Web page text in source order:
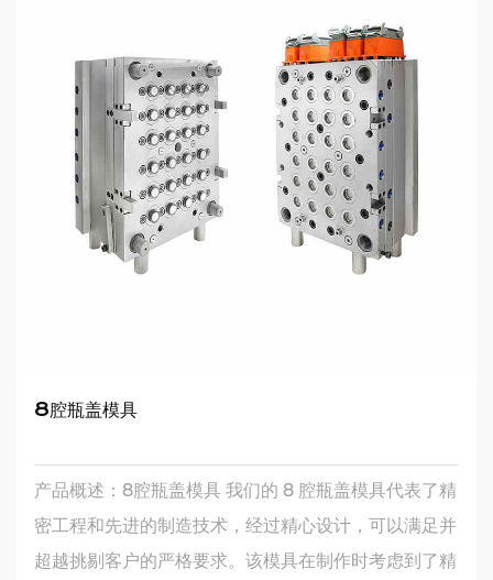
8腔瓶盖模具
产品概述：8腔瓶盖模具 我们的 8 腔瓶盖模具代表了精
密工程和先进的制造技术，经过精心设计，可以满足并
超越挑剔客户的严格要求。该模具在制作时考虑到了精